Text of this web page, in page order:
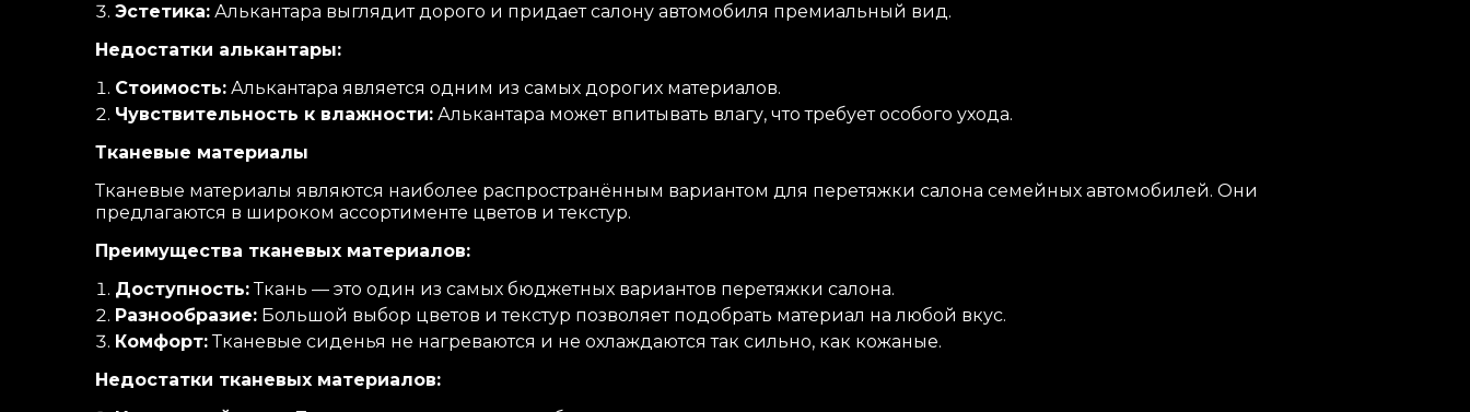
Эстетика: Алькантара выглядит дорого и придает салону автомобиля премиальный вид.
Недостатки алькантары:
Стоимость: Алькантара является одним из самых дорогих материалов.
Чувствительность к влажности: Алькантара может впитывать влагу, что требует особого ухода.
Тканевые материалы
Тканевые материалы являются наиболее распространённым вариантом для перетяжки салона семейных автомобилей. Они
предлагаются в широком ассортименте цветов и текстур.
Преимущества тканевых материалов:
Доступность:Ткань — это один из самых бюджетных вариантов перетяжки салона.
Разнообразие: Большой выбор цветов и текстур позволяет подобрать материал на любой вкус.
Комфорт:Тканевые сиденья не нагреваются и не охлаждаются так сильно, как кожаные.
Недостатки тканевых материалов: